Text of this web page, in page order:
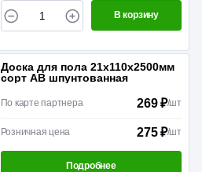
В корзину
Доска для пола 21х110х2500мм
сорт АВ шпунтованная
По карте партнера 269 ₽/шт
Розничная цена 275 ₽/шт
Подробнее